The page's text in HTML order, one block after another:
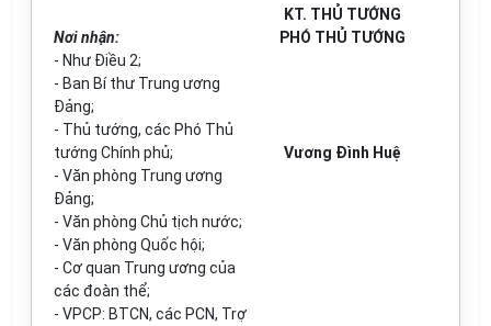
Nơi nhận:
- Như Điều 2;
- Ban Bí thư Trung ương
Đảng;
- Thủ tướng, các Phó Thủ
tướng Chính phủ;
- Văn phòng Trung ương
Đảng;
- Văn phòng Chủ tịch nước;
- Văn phòng Quốc hội;
- Cơ quan Trung ương của
các đoàn thể;
- VPCP: BTCN, các PCN, Trợ
KT. THỦ TƯỚNG
PHÓ THỦ TƯỚNG
Vương Đình Huệ